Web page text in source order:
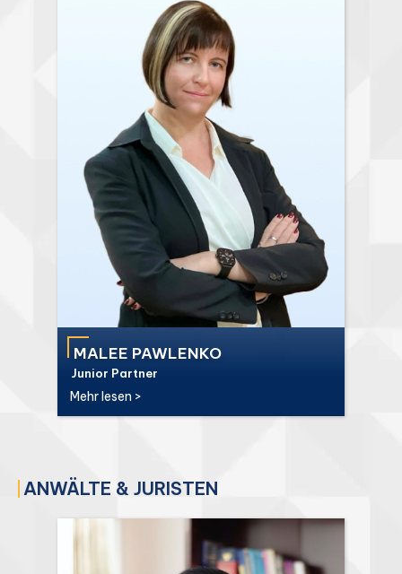
MALEE PAWLENKO
Junior Partner
Mehr lesen >
ANWÄLTE & JURISTEN